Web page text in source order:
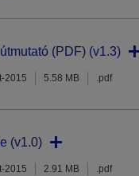
(PDF) (v1.3)
2015 5.58 MB .pdf
(v1.0)
2015 2.91 MB .pdf